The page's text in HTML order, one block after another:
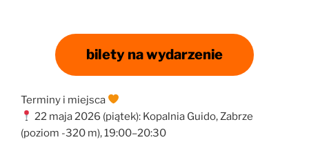
bilety na wydarzenie
Terminy i miejsca
22 maja 2026 (piątek): Kopalnia Guido, Zabrze
(poziom -320 m), 19:00–20:30